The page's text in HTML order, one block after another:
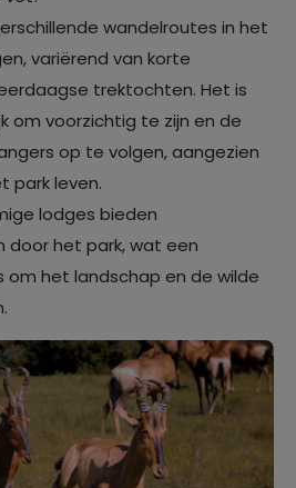
wandelroutes in het
variërend van korte
trektochten. Het is
om voorzichtig te zijn en de
op te volgen, aangezien
park leven.
lodges bieden
het park, wat een
om het landschap en de wilde